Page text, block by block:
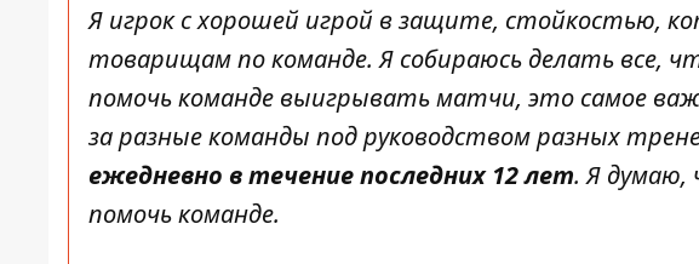
Я игрок с хорошей игрой в защите, стойкостью,
товарищам по команде. Я собираюсь делать все,
помочь команде выигрывать матчи, это самое
за разные команды под руководством разных
ежедневно в течение последних 12 лет. Я думаю,
помочь команде.